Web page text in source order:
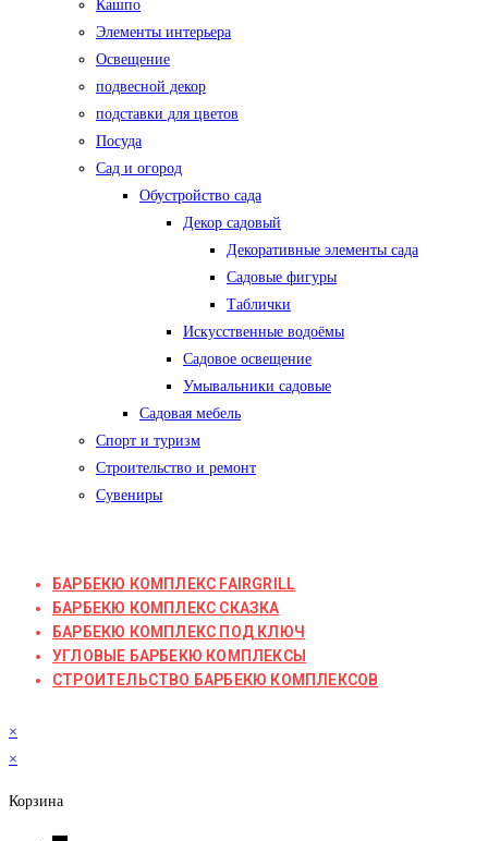
Кашпо
Элементы интерьера
Освещение
подвесной декор
подставки для цветов
Посуда
Сад и огород
Обустройство сада
Декор садовый
Декоративные элементы сада
Садовые фигуры
Таблички
Искусственные водоёмы
Садовое освещение
Умывальники садовые
Садовая мебель
Спорт и туризм
Строительство и ремонт
Сувениры
БАРБЕКЮ КОМПЛЕКС FAIRGRILL
БАРБЕКЮ КОМПЛЕКС СКАЗКА
БАРБЕКЮ КОМПЛЕКС ПОД КЛЮЧ
УГЛОВЫЕ БАРБЕКЮ КОМПЛЕКСЫ
СТРОИТЕЛЬСТВО БАРБЕКЮ КОМПЛЕКСОВ
×
×
Корзина